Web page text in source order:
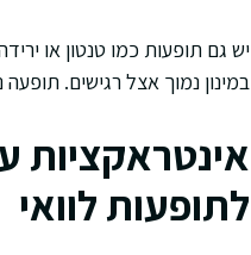
יש גם תופעות כמו טנטון או
במינון נמוך אצל רגישים.
אינטראקציות
לתופעות לוואי